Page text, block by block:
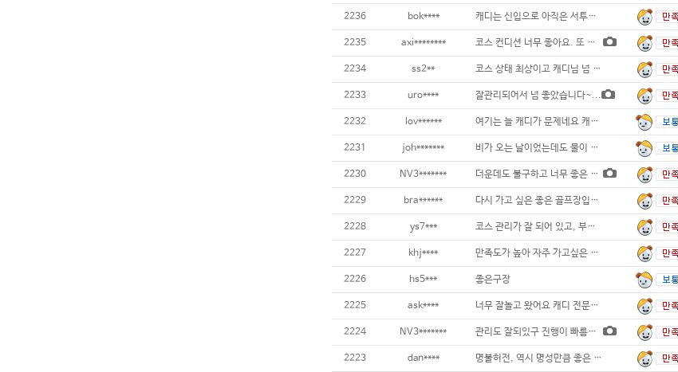
2236 bok**** 캐디는 신입으로 아직은 서투른 감 있으나
2235 axi******** 코스 컨디션 너무 좋아요. 또 가고 싶어요
2234 ss2** 코스 상태 최상이고 캐디님 넘 친절합니다 그
2233 uro**** 잘관리되어서 넘 좋았습니다~...
2232 lov****** 여기는 늘 캐디가 문제네요 캐디교육이 시급
2231 joh******* 비가 오는 날이었는데도 물이 잘빠져서 라운딩
2230 NV3******* 더운데도 불구하고 너무 좋은 골프장입니다..
2229 bra****** 다시 가고 싶은 좋은 골프장입니다...
2228 ys7*** 코스 관리가 잘 되어 있고, 부대시설
2227 khj**** 만족도가 높아 자주 가고싶은 곳입니다 ..
2226 hs5*** 좋은구장
2225 ask**** 너무 잘놀고 왔어요 캐디 전문성 좋고 친절
2224 NV3******* 관리도 잘되있구 진행이 빠름니다 그린은 생각
2223 dan**** 명불허전, 역시 명성만큼 좋은 골프장